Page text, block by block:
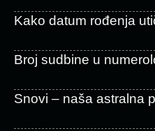
Kako datum rođenja
Broj sudbine u
Snovi – naša astralna